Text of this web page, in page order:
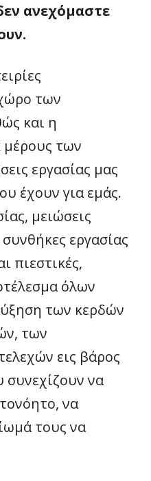
ανεχόμαστε
των
και η
μέρους των
εργασίας μας
έχουν για εμάς.
μειώσεις
εργασίας
πιεστικές,
όλων
των κερδών
των
εις βάρος
να
να
τους να